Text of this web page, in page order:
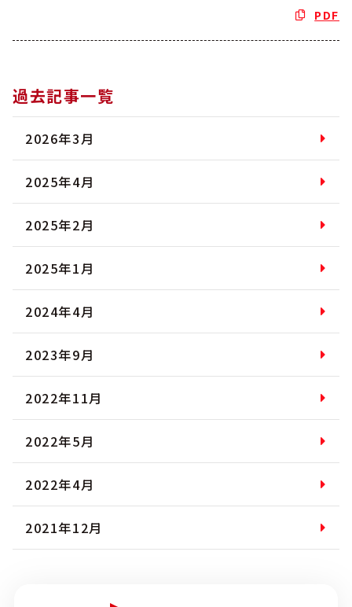
PDF
過去記事一覧
2026年3月
2025年4月
2025年2月
2025年1月
2024年4月
2023年9月
2022年11月
2022年5月
2022年4月
2021年12月